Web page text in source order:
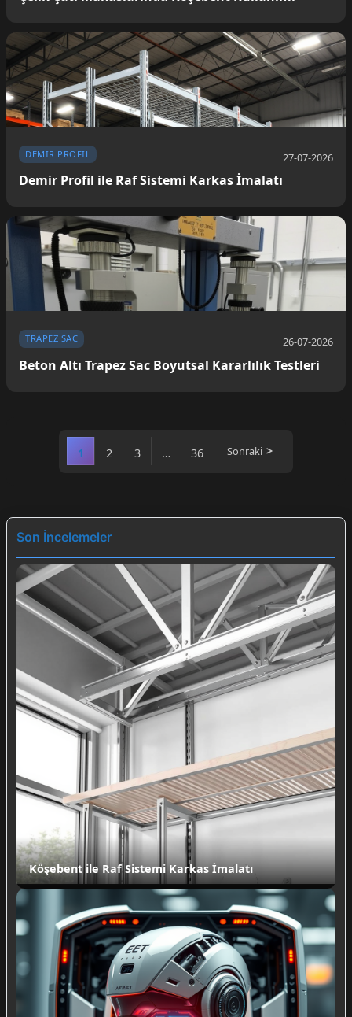
DEMIR PROFIL 27-07-2026
Demir Profil ile Raf Sistemi Karkas İmalatı
TRAPEZ SAC 26-07-2026
Beton Altı Trapez Sac Boyutsal Kararlılık Testleri
1 2 3 … 36 Sonraki
Son İncelemeler
Köşebent ile Raf Sistemi Karkas İmalatı